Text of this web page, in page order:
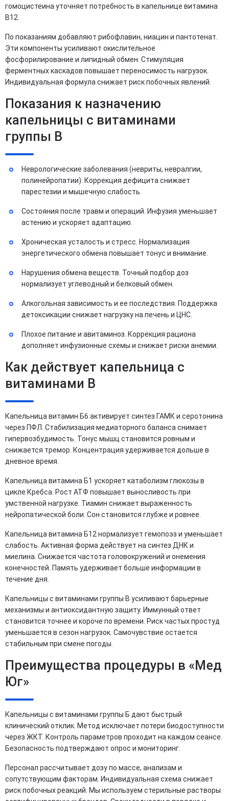
гомоцистеина уточняет потребность в капельнице витамина
B12.
По показаниям добавляют рибофлавин, ниацин и пантотенат.
Эти компоненты усиливают окислительное
фосфорилирование и липидный обмен. Стимуляция
ферментных каскадов повышает переносимость нагрузок.
Индивидуальная формула снижает риск побочных явлений.
Показания к назначению
капельницы с витаминами
группы B
Неврологические заболевания (невриты, невралгии,
полинейропатии). Коррекция дефицита снижает
парестезии и мышечную слабость.
Состояния после травм и операций. Инфузия уменьшает
астению и ускоряет адаптацию.
Хроническая усталость и стресс. Нормализация
энергетического обмена повышает тонус и внимание.
Нарушения обмена веществ. Точный подбор доз
нормализует углеводный и белковый обмен.
Алкогольная зависимость и ее последствия. Поддержка
детоксикации снижает нагрузку на печень и ЦНС.
Плохое питание и авитаминоз. Коррекция рациона
дополняет инфузионные схемы и снижает риски анемии.
Как действует капельница с
витаминами B
Капельница витамин Б6 активирует синтез ГАМК и серотонина
через ПФЛ. Стабилизация медиаторного баланса снимает
гипервозбудимость. Тонус мышц становится ровным и
снижается тремор. Концентрация удерживается дольше в
дневное время.
Капельница витамина Б1 ускоряет катаболизм глюкозы в
цикле Кребса. Рост АТФ повышает выносливость при
умственной нагрузке. Тиамин снижает выраженность
нейропатической боли. Сон становится глубже и ровнее.
Капельница витамина Б12 нормализует гемопоэз и уменьшает
слабость. Активная форма действует на синтез ДНК и
миелина. Снижается частота головокружений и онемения
конечностей. Память удерживает больше информации в
течение дня.
Капельницы с витаминами группы B усиливают барьерные
механизмы и антиоксидантную защиту. Иммунный ответ
становится точнее и короче по времени. Риск частых простуд
уменьшается в сезон нагрузок. Самочувствие остается
стабильным при смене погоды.
Преимущества процедуры в «Мед
Юг»
Капельницы с витаминами группы Б дают быстрый
клинический отклик. Метод исключает потери биодоступности
через ЖКТ. Контроль параметров проходит на каждом сеансе.
Безопасность подтверждают опрос и мониторинг.
Персонал рассчитывает дозу по массе, анализам и
сопутствующим факторам. Индивидуальная схема снижает
риск побочных реакций. Мы используем стерильные растворы